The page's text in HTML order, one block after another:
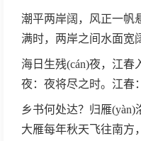
潮平两岸阔，风正一帆
满时，两岸之间水面宽
海日生残(cán)夜，江
夜：夜将尽之时。江春
乡书何处达？归雁(yàn)
大雁每年秋天飞往南方